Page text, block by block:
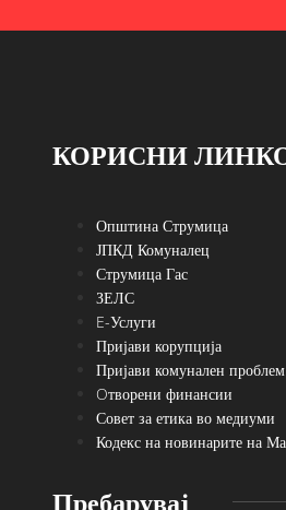
КОРИСНИ
Општина Струмица
ЈПКД Комуналец
Струмица Гас
ЗЕЛС
E-Услуги
Пријави корупција
Пријави комунален проблем
Oтворени финансии
Совет за етика во медиуми
Кодекс на новинарите на
Пребарувај